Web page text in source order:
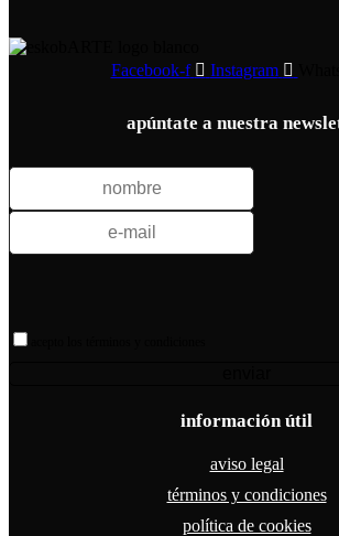
Facebook-f Instagram
apúntate a nuestra
información útil
aviso legal
términos y condiciones
política de cookies